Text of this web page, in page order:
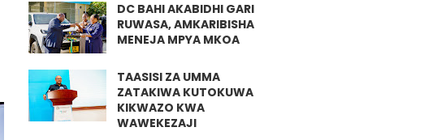
DC BAHI AKABIDHI GARI
RUWASA, AMKARIBISHA
MENEJA MPYA MKOA
TAASISI ZA UMMA
ZATAKIWA KUTOKUWA
KIKWAZO KWA
WAWEKEZAJI